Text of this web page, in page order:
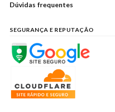
Dúvidas frequentes
SEGURANÇA E REPUTAÇÃO